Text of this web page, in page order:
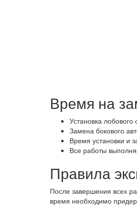
Время на
Установка
Замена бокового
Время установки и
Все работы
Правила
После завершения всех
время необходимо